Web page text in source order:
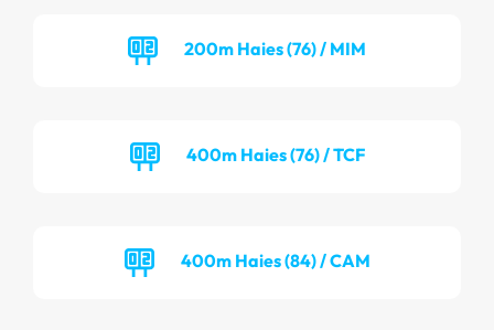
200m Haies (76) / MIM
400m Haies (76) / TCF
400m Haies (84) / CAM